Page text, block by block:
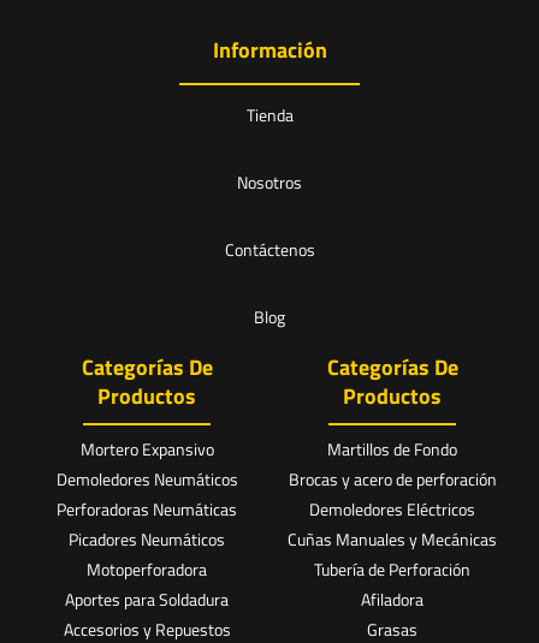
Información
Tienda
Nosotros
Contáctenos
Blog
Categorías De
Productos
Mortero Expansivo
Demoledores Neumáticos
Perforadoras Neumáticas
Picadores Neumáticos
Motoperforadora
Aportes para Soldadura
Accesorios y Repuestos
Categorías De
Productos
Martillos de Fondo
Brocas y acero de perforación
Demoledores Eléctricos
Cuñas Manuales y Mecánicas
Tubería de Perforación
Afiladora
Grasas